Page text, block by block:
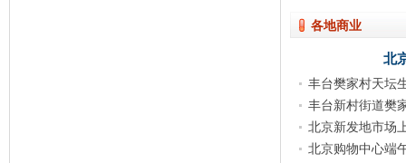
各地商业
北
丰台樊家村天坛
好“温
丰台新村街道樊
患
北京新发地市场
北京购物中心端